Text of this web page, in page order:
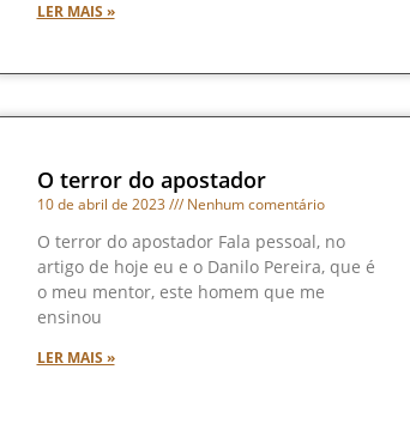
LER MAIS »
O terror do apostador
10 de abril de 2023 Nenhum comentário
O terror do apostador Fala pessoal, no
artigo de hoje eu e o Danilo Pereira, que é
o meu mentor, este homem que me
ensinou
LER MAIS »